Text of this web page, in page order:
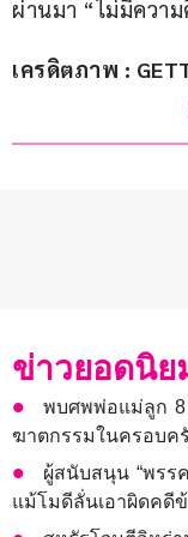
ผ่านมา “ไม่มีควา
เครดิตภาพ :
ข่าวยอดนิ
พบศพพ่อแม่ลูก 8
ฆาตกรรมในครอบค
ผู้สนับสนุน “พรร
แม้โมดีลั่นเอาผิดคดี